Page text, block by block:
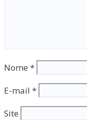
Nome *
E-mail *
Site